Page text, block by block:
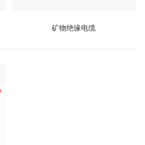
矿物绝缘电缆